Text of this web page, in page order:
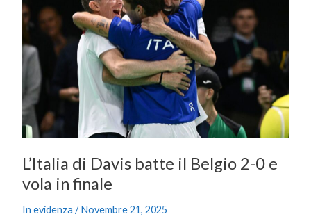
L’Italia di Davis batte il Belgio 2-0 e
vola in finale
In evidenza /Novembre 21, 2025
batte
Belgio
0
e
vola
in